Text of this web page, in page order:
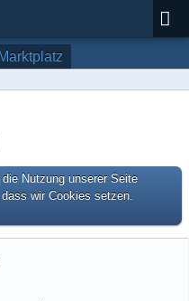
Marktplatz
Nutzung unserer Seite
wir Cookies setzen.